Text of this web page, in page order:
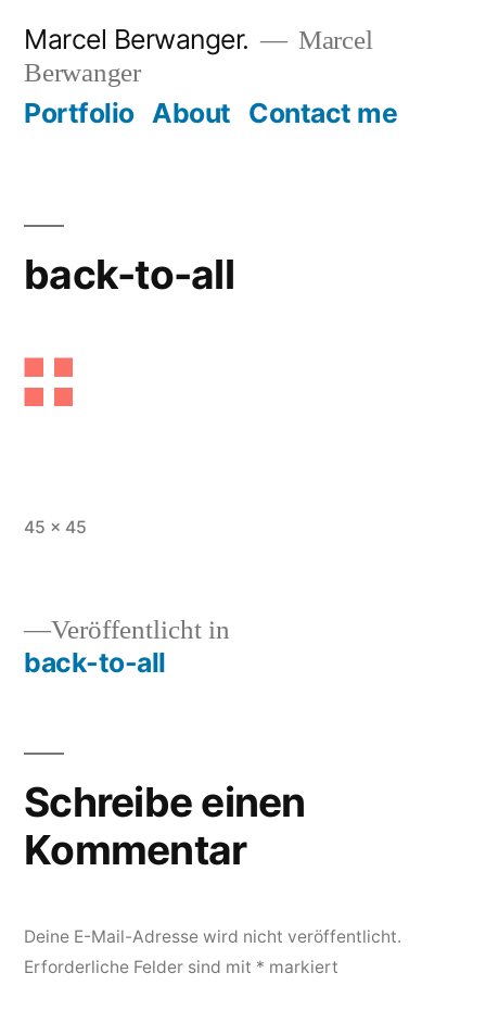
Inhalt
springen
Marcel Berwanger.
Marcel
Berwanger
Portfolio About Contact me
back-to-all
Vollständige
45 × 45
Beitragsnavigation
Veröffentlicht in
back-to-all
Schreibe einen
Kommentar
Deine E-Mail-Adresse wird nicht veröffentlicht.
Erforderliche Felder sind mit * markiert